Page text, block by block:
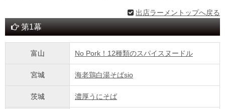
出店ラーメントップへ戻る
第1幕
富山 No Pork！12種類のスパイスヌードル
宮城 海老鶏白湯そばsio
茨城 濃厚うにそば